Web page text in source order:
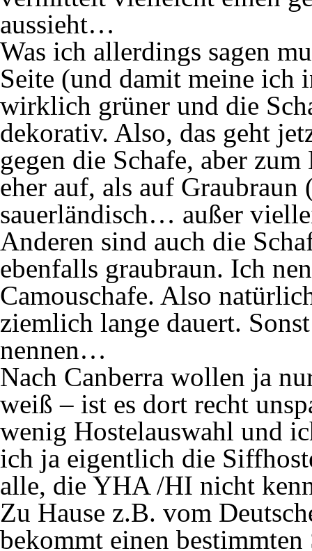
aussieht…
Was ich allerdings sagen
Seite (und damit meine ich
wirklich grüner und die
dekorativ. Also, das geht
gegen die Schafe, aber
eher auf, als auf
sauerländisch… außer
Anderen sind auch die
ebenfalls graubraun. Ich
Camouschafe. Also
ziemlich lange dauert.
nennen…
Nach Canberra wollen ja
weiß – ist es dort recht
wenig Hostelauswahl und
ich ja eigentlich die
alle, die YHA /HI nicht
Zu Hause z.B. vom
bekommt einen